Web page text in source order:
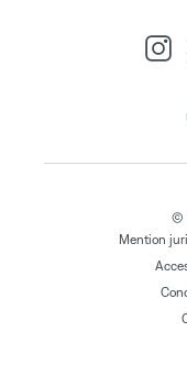
©
Mention